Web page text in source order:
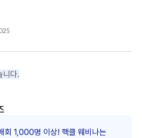
니다.
회 1,000명 이상! 핵클 웨비나는